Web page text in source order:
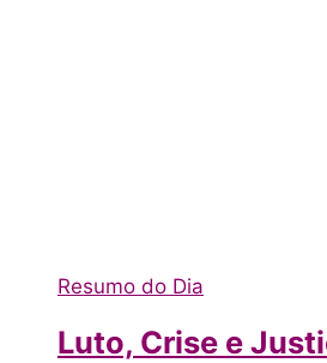
Resumo do Dia
Luto, Crise e